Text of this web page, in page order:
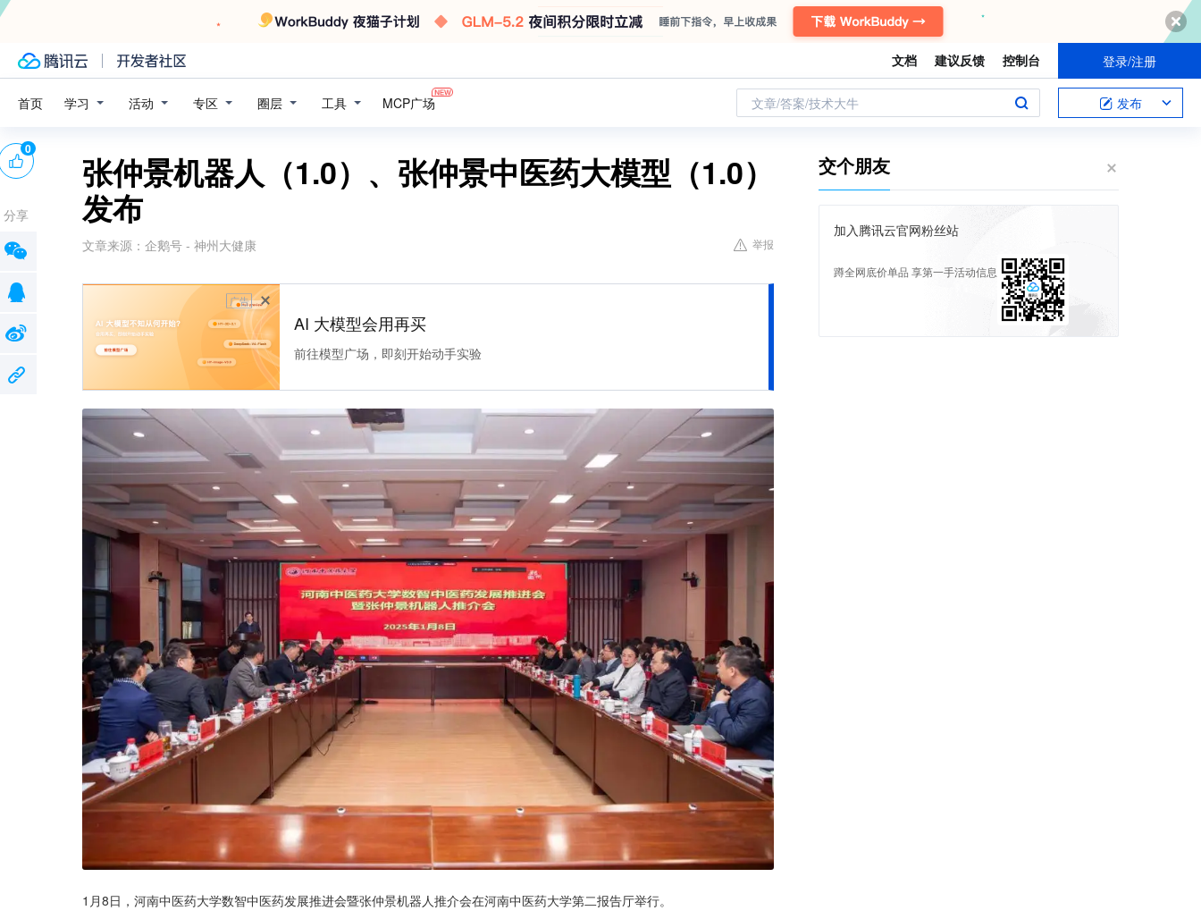
文档 建议反馈 控制台 登录/注册
首页 学习 活动 专区 圈层 工具 MCP广场 文章/答案/技术大牛 发布
张仲景机器人（1.0）、张仲景中医药大模型（1.0）
发布
文章来源： 企鹅号 - 神州大健康 举报
广告
AI 大模型会用再买
前往模型广场，即刻开始动手实验
1月8日，河南中医药大学数智中医药发展推进会暨张仲景机器人推介会在河南中医药大学第二报告厅举行。
0
分享
交个朋友
加入腾讯云官网粉丝站
蹲全网底价单品 享第一手活动信息